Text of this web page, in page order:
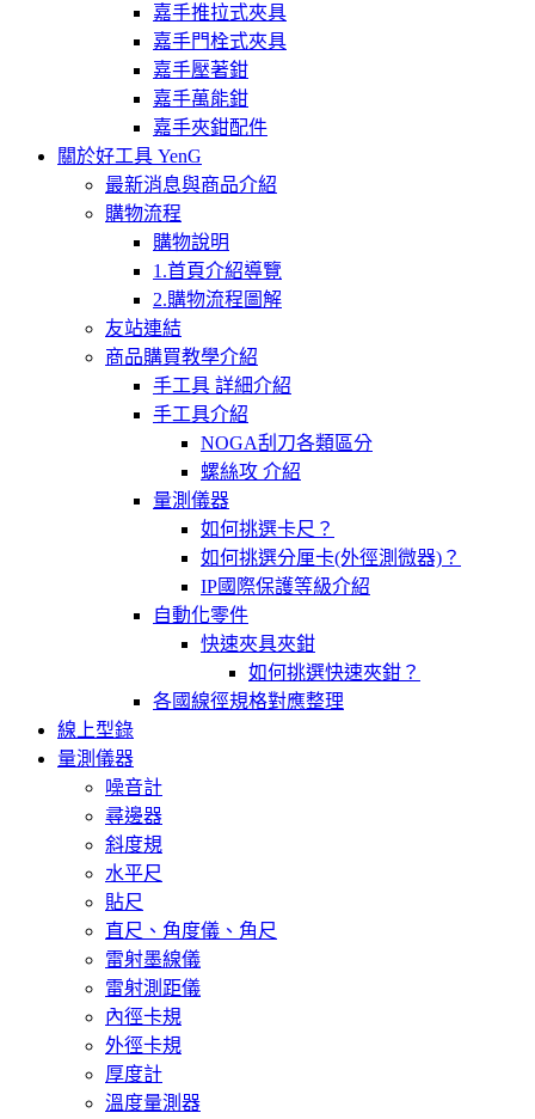
嘉手推拉式夾具
嘉手門栓式夾具
嘉手壓著鉗
嘉手萬能鉗
嘉手夾鉗配件
關於好工具 YenG
最新消息與商品介紹
購物流程
購物說明
1.首頁介紹導覽
2.購物流程圖解
友站連結
商品購買教學介紹
手工具 詳細介紹
手工具介紹
NOGA刮刀各類區分
螺絲攻 介紹
量測儀器
如何挑選卡尺？
如何挑選分厘卡(外徑測微器)？
IP國際保護等級介紹
自動化零件
快速夾具夾鉗
如何挑選快速夾鉗？
各國線徑規格對應整理
線上型錄
量測儀器
噪音計
尋邊器
斜度規
水平尺
貼尺
直尺、角度儀、角尺
雷射墨線儀
雷射測距儀
內徑卡規
外徑卡規
厚度計
溫度量測器